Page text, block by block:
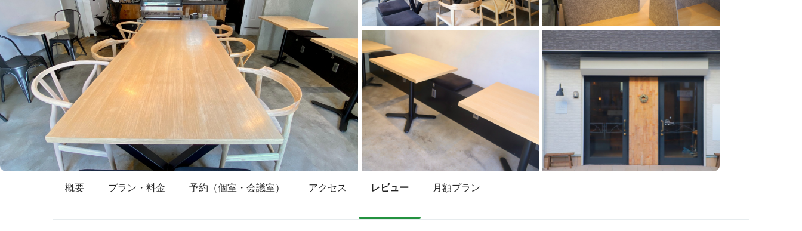
概要 プラン・料金 予約（個室・会議室） アクセス レビュー 月額プラン